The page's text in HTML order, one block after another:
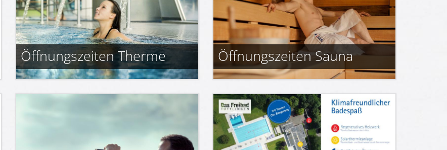
Öffnungszeiten Therme Öffnungszeiten Sauna